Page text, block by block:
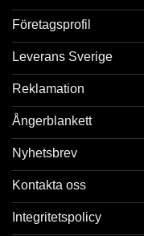
Företagsprofil
Leverans Sverige
Reklamation
Ångerblankett
Nyhetsbrev
Kontakta oss
Integritetspolicy